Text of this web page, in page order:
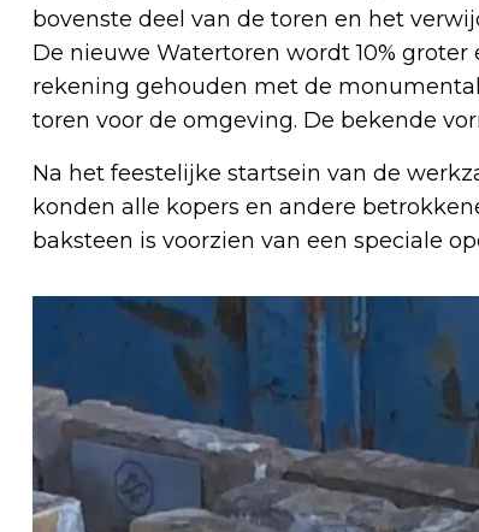
bovenste deel van de toren en het
De nieuwe Watertoren wordt 10%
rekening gehouden met de
toren voor de omgeving. De bekende
Na het feestelijke startsein van de
konden alle kopers en andere
baksteen is voorzien van een speciale